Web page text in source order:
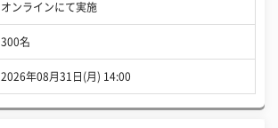
オンラインにて実施
300名
2026年08月31日(月) 14:00